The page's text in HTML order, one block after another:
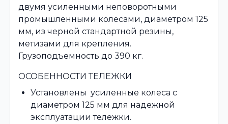
двумя усиленными неповоротными
промышленными колесами, диаметром 125
мм, из черной стандартной резины,
метизами для крепления.
Грузоподъемность до 390 кг.
ОСОБЕННОСТИ ТЕЛЕЖКИ
Установлены усиленные колеса c
диаметром 125 мм для надежной
эксплуатации тележки.